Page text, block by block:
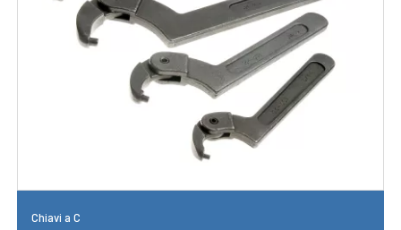
Chiavi a C